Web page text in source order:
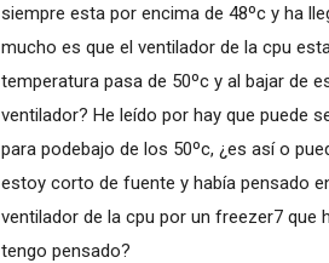
siempre esta por encima de 48ºc y ha
mucho es que el ventilador de la cpu
temperatura pasa de 50ºc y al bajar de
ventilador? He leído por hay que puede
para podebajo de los 50ºc, ¿es así o
estoy corto de fuente y había pensado
ventilador de la cpu por un freezer7
tengo pensado?